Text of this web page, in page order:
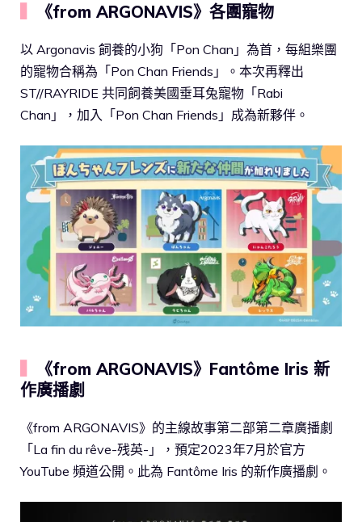
《from ARGONAVIS》各團寵物
以 Argonavis 飼養的小狗「Pon Chan」為首，每組樂團
的寵物合稱為「Pon Chan Friends」。本次再釋出
ST//RAYRIDE 共同飼養美國垂耳兔寵物「Rabi
Chan」，加入「Pon Chan Friends」成為新夥伴。
《from ARGONAVIS》Fantôme Iris 新
作廣播劇
《from ARGONAVIS》的主線故事第二部第二章廣播劇
「La fin du rêve-残英-」，預定2023年7月於官方
YouTube 頻道公開。此為 Fantôme Iris 的新作廣播劇。